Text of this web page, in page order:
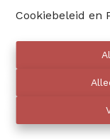
Cookiebeleid en
Elk
goedkeuring
Delen